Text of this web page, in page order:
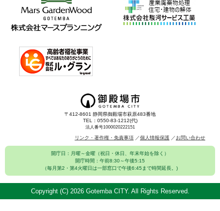
〒412-8601 静岡県御殿場市萩原483番地
TEL：0550-83-1212(代)
法人番号1000020222151
リンク・著作権・免責事項 個人情報保護 お問い合わせ
開庁日：月曜～金曜（祝日・休日、年末年始を除く）
開庁時間：午前8:30～午後5:15
（毎月第2・第4火曜日は一部窓口で午後6:45まで時間延長。)
Copyright (C) 2026 Gotemba CITY. All Rights Reserved.